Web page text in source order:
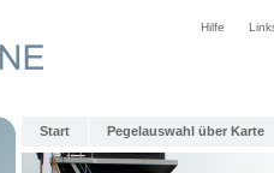
Hilfe
Start Pegelauswahl über Karte